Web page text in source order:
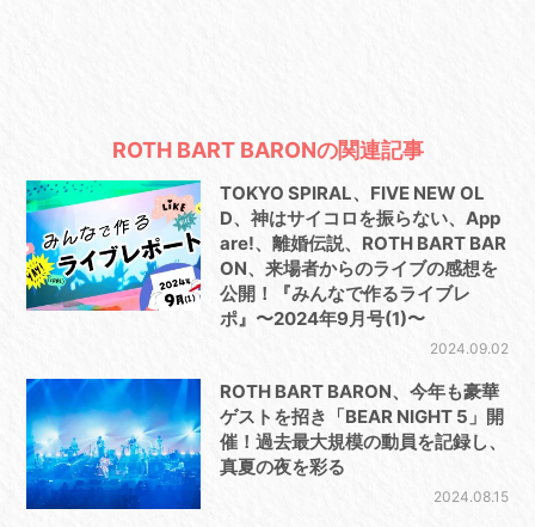
ROTH BART BARONの関連記事
TOKYO SPIRAL、FIVE NEW OL
D、神はサイコロを振らない、App
are!、離婚伝説、ROTH BART BAR
ON、来場者からのライブの感想を
公開！『みんなで作るライブレ
ポ』〜2024年9月号(1)〜
2024.09.02
ROTH BART BARON、今年も豪華
ゲストを招き「BEAR NIGHT 5」開
催！過去最大規模の動員を記録し、
真夏の夜を彩る
2024.08.15